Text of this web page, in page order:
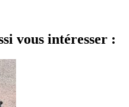
vous intéresser :